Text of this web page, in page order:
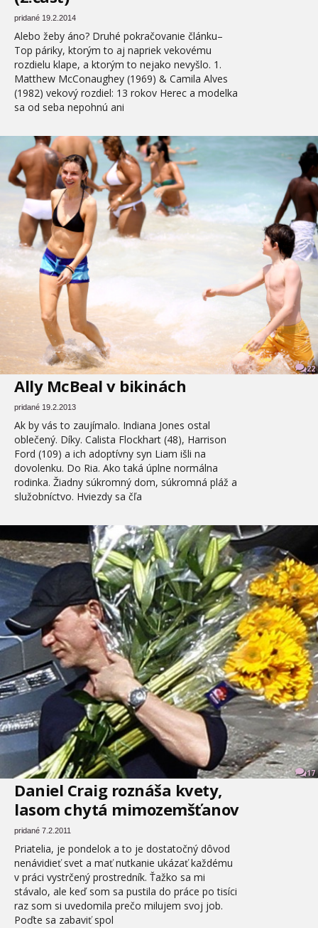
pridané 19.2.2014
Alebo žeby áno? Druhé pokračovanie článku–
Top páriky, ktorým to aj napriek vekovému
rozdielu klape, a ktorým to nejako nevyšlo. 1.
Matthew McConaughey (1969) & Camila Alves
(1982) vekový rozdiel: 13 rokov Herec a modelka
sa od seba nepohnú ani
22
Ally McBeal v bikinách
pridané 19.2.2013
Ak by vás to zaujímalo. Indiana Jones ostal
oblečený. Díky. Calista Flockhart (48), Harrison
Ford (109) a ich adoptívny syn Liam išli na
dovolenku. Do Ria. Ako taká úplne normálna
rodinka. Žiadny súkromný dom, súkromná pláž a
služobníctvo. Hviezdy sa čľa
17
Daniel Craig roznáša kvety,
lasom chytá mimozemšťanov
pridané 7.2.2011
Priatelia, je pondelok a to je dostatočný dôvod
nenávidieť svet a mať nutkanie ukázať každému
v práci vystrčený prostredník. Ťažko sa mi
stávalo, ale keď som sa pustila do práce po tisíci
raz som si uvedomila prečo milujem svoj job.
Poďte sa zabaviť spol